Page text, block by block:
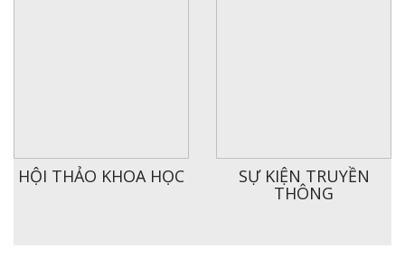
HỘI THẢO KHOA HỌC SỰ KIỆN TRUYỀN
THÔNG